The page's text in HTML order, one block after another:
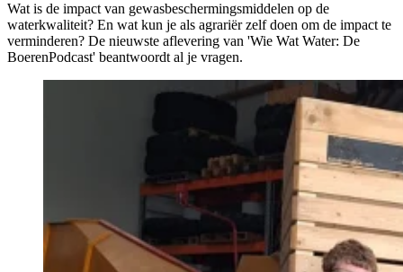
Wat is de impact van gewasbeschermingsmiddelen op de
waterkwaliteit? En wat kun je als agrariër zelf doen om de impact te
verminderen? De nieuwste aflevering van 'Wie Wat Water: De
BoerenPodcast' beantwoordt al je vragen.